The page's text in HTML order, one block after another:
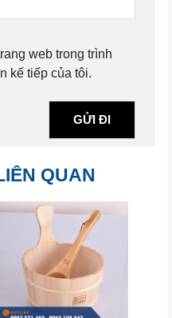
web trong trình
kế tiếp của tôi.
QUAN